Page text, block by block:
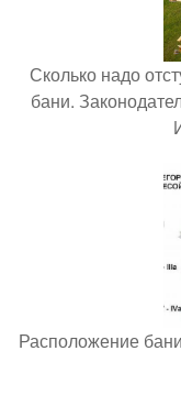
Сколько надо
бани.
Расположение